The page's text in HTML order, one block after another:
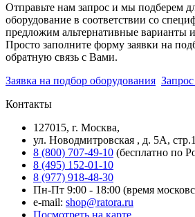
Отправьте нам запрос и мы подберем
оборудование в соответствии со
предложим альтернативные варианты
Просто заполните форму заявки на
обратную связь с Вами.
Заявка на подбор оборудования
Контакты
127015, г. Москва,
ул. Новодмитровская , д. 5А,
8 (800) 707-49-10 (бесплатно по
8 (495) 152-01-10
8 (977) 918-48-30
Пн-Пт 9:00 - 18:00 (время
e-mail: shop@ratora.ru
Посмотреть на карте